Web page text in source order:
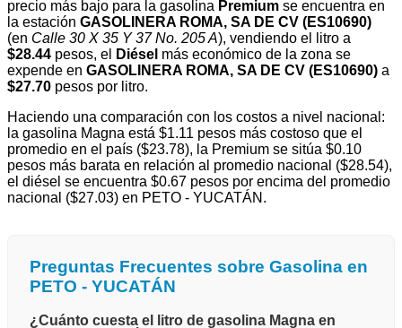
precio más bajo para la gasolina Premium se encuentra en
la estación GASOLINERA ROMA, SA DE CV (ES10690)
(en Calle 30 X 35 Y 37 No. 205 A), vendiendo el litro a
$28.44 pesos, el Diésel más económico de la zona se
expende en GASOLINERA ROMA, SA DE CV (ES10690) a
$27.70 pesos por litro.
Haciendo una comparación con los costos a nivel nacional:
la gasolina Magna está $1.11 pesos más costoso que el
promedio en el país ($23.78), la Premium se sitúa $0.10
pesos más barata en relación al promedio nacional ($28.54),
el diésel se encuentra $0.67 pesos por encima del promedio
nacional ($27.03) en PETO - YUCATÁN.
Preguntas Frecuentes sobre Gasolina en
PETO - YUCATÁN
¿Cuánto cuesta el litro de gasolina Magna en